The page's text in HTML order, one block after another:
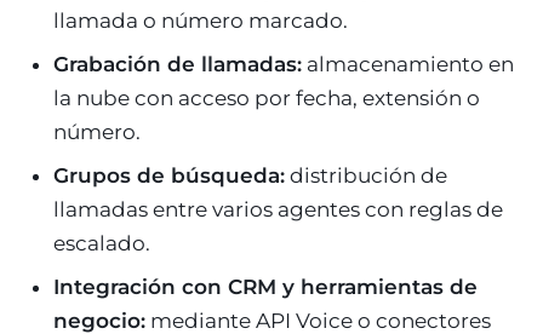
llamada o número marcado.
Grabación de llamadas: almacenamiento en
la nube con acceso por fecha, extensión o
número.
Grupos de búsqueda: distribución de
llamadas entre varios agentes con reglas de
escalado.
Integración con CRM y herramientas de
negocio: mediante API Voice o conectores